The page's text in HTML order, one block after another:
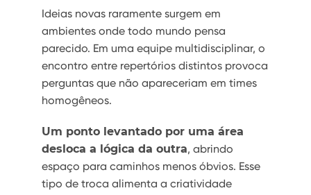
Ideias novas raramente surgem em
ambientes onde todo mundo pensa
parecido. Em uma equipe multidisciplinar, o
encontro entre repertórios distintos provoca
perguntas que não apareceriam em times
homogêneos.
Um ponto levantado por uma área
desloca a lógica da outra, abrindo
espaço para caminhos menos óbvios. Esse
tipo de troca alimenta a criatividade